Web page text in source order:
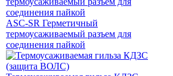
ASC‐SR Герметичный
термоусаживаемый разъем для
соединения пайкой